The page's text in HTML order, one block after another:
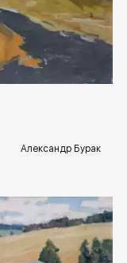
rakovgallery.ru
Александр Бурак